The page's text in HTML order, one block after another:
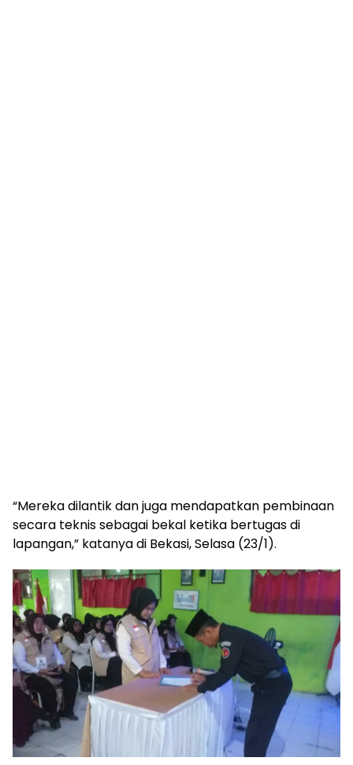
“Mereka dilantik dan juga mendapatkan pembinaan
secara teknis sebagai bekal ketika bertugas di
lapangan,” katanya di Bekasi, Selasa (23/1).